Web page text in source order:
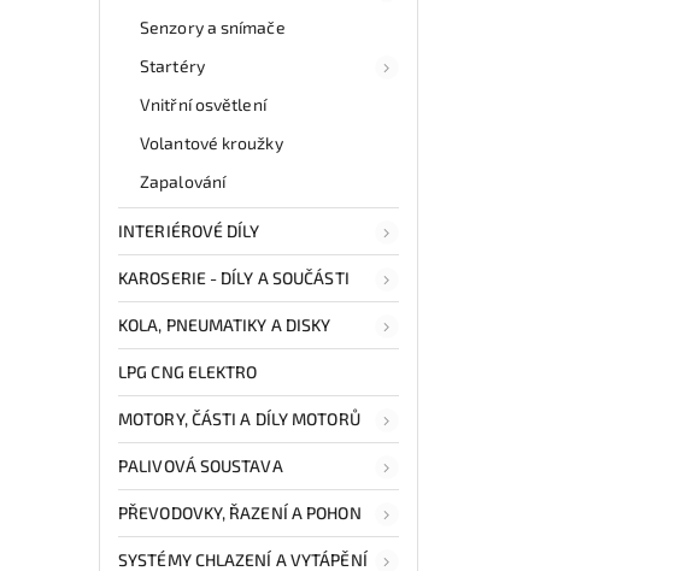
Senzory a snímače
Startéry
Vnitřní osvětlení
Volantové kroužky
Zapalování
INTERIÉROVÉ DÍLY
KAROSERIE - DÍLY A SOUČÁSTI
KOLA, PNEUMATIKY A DISKY
LPG CNG ELEKTRO
MOTORY, ČÁSTI A DÍLY MOTORŮ
PALIVOVÁ SOUSTAVA
PŘEVODOVKY, ŘAZENÍ A POHON
SYSTÉMY CHLAZENÍ A VYTÁPĚNÍ